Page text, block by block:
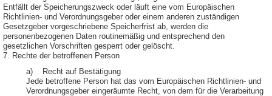
Entfällt der Speicherungszweck oder läuft eine vom Europäischen
Richtlinien- und Verordnungsgeber oder einem anderen zuständigen
Gesetzgeber vorgeschriebene Speicherfrist ab, werden die
personenbezogenen Daten routinemäßig und entsprechend den
gesetzlichen Vorschriften gesperrt oder gelöscht.
7. Rechte der betroffenen Person
a) Recht auf Bestätigung
Jede betroffene Person hat das vom Europäischen Richtlinien- und
Verordnungsgeber eingeräumte Recht, von dem für die Verarbeitung